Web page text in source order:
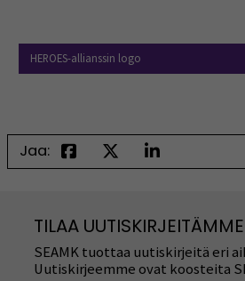
HEROES-allianssin logo
Jaa:
TILAA UUTISKIRJEITÄMME
SEAMK tuottaa uutiskirjeitä eri
Uutiskirjeemme ovat koosteita